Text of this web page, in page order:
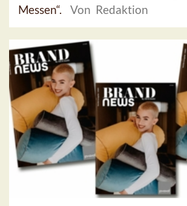
Messen“.
Von Redaktion